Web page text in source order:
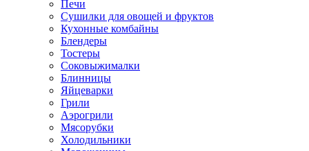
Печи
Сушилки для овощей и фруктов
Кухонные комбайны
Блендеры
Тостеры
Соковыжималки
Блинницы
Яйцеварки
Грили
Аэрогрили
Мясорубки
Холодильники